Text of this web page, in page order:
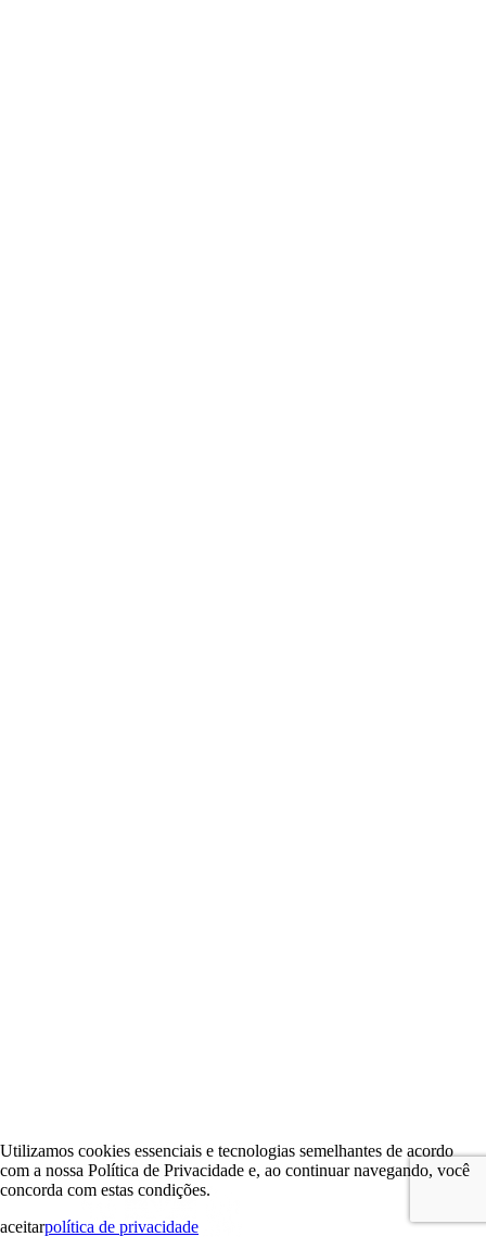
Utilizamos cookies essenciais e tecnologias semelhantes de acordo
com a nossa Política de Privacidade e, ao continuar navegando, você
concorda com estas condições.
aceitarpolítica de privacidade